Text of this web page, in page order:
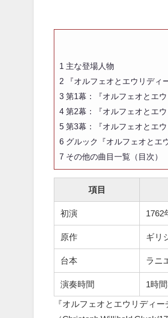
1 主な登場人物
2 『オルフェオとエウリディ
3 第1幕：『オルフェオとエ
4 第2幕：『オルフェオとエ
5 第3幕：『オルフェオとエ
6 グルック『オルフェオとエ
7 その他の曲目一覧（目次）
項目
初演 1762
原作 ギリ
台本 ラニ
演奏時間 1時
『オルフェオとエウリディ